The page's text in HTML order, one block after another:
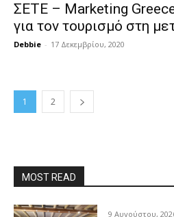
ΣΕΤΕ – Marketing
για τον τουρισμό στη
Debbie - 17 Δεκεμβρίου, 2020
1 2
MOST READ
9 Αυγούστου,